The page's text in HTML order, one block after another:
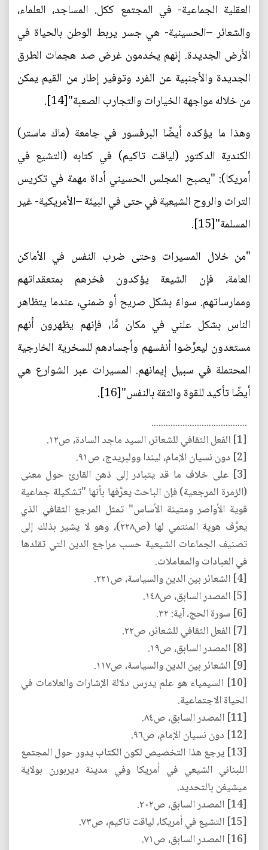
العقلية الجماعية- في المجتمع ككل. المساجد، العلماء،
والشعائر –الحسينية- هي جسر يربط الوطن بالحياة في
الأرض الجديدة. إنهم يخدمون غرض صد هجمات الطرق
الجديدة والأجنبية عن الفرد وتوفير إطار من القيم يمكن
من خلاله مواجهة الخيارات والتجارب الصعبة"[14].
وهذا ما يؤكده أيضًا البرفسور في جامعة (ماك ماستر)
الكندية الدكتور (لياقت تاكيم) في كتابه (التشيع في
أمريكا): "يصبح المجلس الحسيني أداة مهمة في تكريس
التراث والروح الشيعية في حتى في البيئة –الأمريكية- غير
المسلمة"[15].
"من خلال المسيرات وحتى ضرب النفس في الأماكن
العامة، فإن الشيعة يؤكدون فخرهم بمتعقداتهم
وممارساتهم. سواءً بشكل صريح أو ضمني، عندما يتظاهر
الناس بشكل علني في مكان مَّا، فإنهم يظهرون أنهم
مستعدون ليعرِّضوا أنفسهم وأجسادهم للسخرية الخارجية
المحتملة في سبيل إيمانهم. المسيرات عبر الشوارع هي
أيضًا تأكيد للقوة والثقة بالنفس"[16].
........................................
[1] الفعل الثقافي للشعائر، السيد ماجد السادة، ص١٢.
[2] دون نسيان الإمام، ليندا وولبريدج، ص٩١.
[3] على خلاف ما قد يتبادر إلى ذهن القارئ حول معنى
(الزمرة المرجعية) فإن الباحث يعرَّفها بأنها "تشكيلة جماعية
قوية الأواصر ومتينة الأساس" تمثل المرجع الثقافي الذي
يعرَّف هوية المنتمي لها (ص٢٢٨)، وهو لا يشير بذلك إلى
تصنيف الجماعات الشيعية حسب مراجع الدين التي تقلدها
في العبادات والمعاملات.
[4] الشعائر بين الدين والسياسة، ص٢٢١.
[5] المصدر السابق، ص١٤٨.
[6] سورة الحج، آية: ٣٢.
[7] الفعل الثقافي للشعائر، ص٢٢.
[8] المصدر السابق، ص١٩.
[9] الشعائر بين الدين والسياسة، ص١١٧.
[10] السيمياء هو علم يدرس دلالة الإشارات والعلامات في
الحياة الاجتماعية.
[11] المصدر السابق، ص٨٤.
[12] دون نسيان الإمام، ص٩٦.
[13] يرجع هذا التخصيص لكون الكتاب يدور حول المجتمع
اللبناني الشيعي في أمريكا وفي مدينة ديربورن بولاية
ميشيغن بالتحديد.
[14] المصدر السابق، ص٢٠٢.
[15] التشيع في أمريكا، لياقت تاكيم، ص٧٣.
[16] المصدر السابق، ص٧١.